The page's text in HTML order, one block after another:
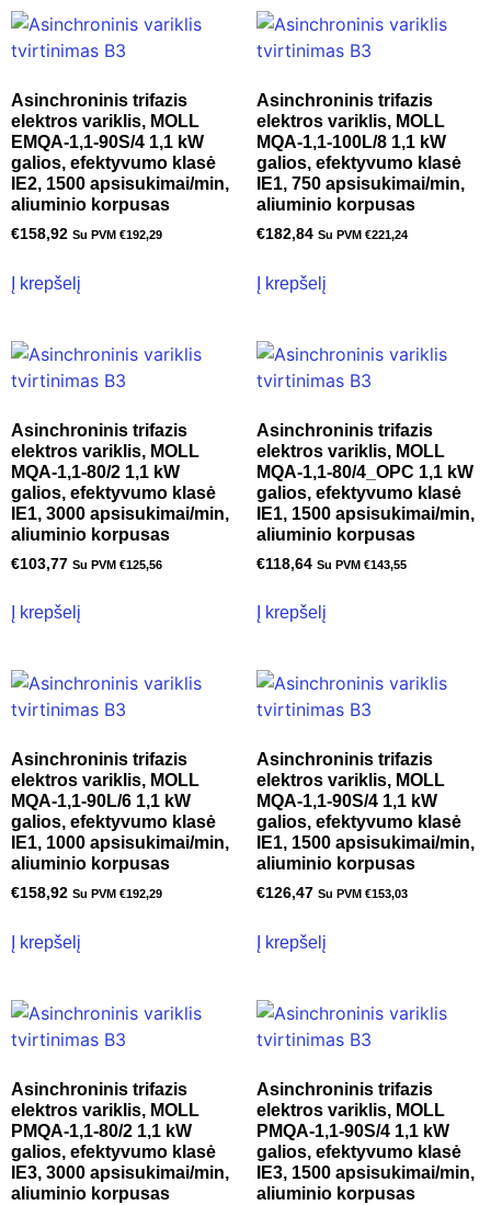
Asinchroninis trifazis
elektros variklis, MOLL
EMQA-1,1-90S/4 1,1 kW
galios, efektyvumo klasė
IE2, 1500 apsisukimai/min,
aliuminio korpusas
€158,92 Su PVM €192,29
Į krepšelį
Asinchroninis trifazis
elektros variklis, MOLL
MQA-1,1-100L/8 1,1 kW
galios, efektyvumo klasė
IE1, 750 apsisukimai/min,
aliuminio korpusas
€182,84 Su PVM €221,24
Į krepšelį
Asinchroninis trifazis
elektros variklis, MOLL
MQA-1,1-80/2 1,1 kW
galios, efektyvumo klasė
IE1, 3000 apsisukimai/min,
aliuminio korpusas
€103,77 Su PVM €125,56
Į krepšelį
Asinchroninis trifazis
elektros variklis, MOLL
MQA-1,1-80/4_OPC 1,1 kW
galios, efektyvumo klasė
IE1, 1500 apsisukimai/min,
aliuminio korpusas
€118,64 Su PVM €143,55
Į krepšelį
Asinchroninis trifazis
elektros variklis, MOLL
MQA-1,1-90L/6 1,1 kW
galios, efektyvumo klasė
IE1, 1000 apsisukimai/min,
aliuminio korpusas
€158,92 Su PVM €192,29
Į krepšelį
Asinchroninis trifazis
elektros variklis, MOLL
MQA-1,1-90S/4 1,1 kW
galios, efektyvumo klasė
IE1, 1500 apsisukimai/min,
aliuminio korpusas
€126,47 Su PVM €153,03
Į krepšelį
Asinchroninis trifazis
elektros variklis, MOLL
PMQA-1,1-80/2 1,1 kW
galios, efektyvumo klasė
IE3, 3000 apsisukimai/min,
aliuminio korpusas
Asinchroninis trifazis
elektros variklis, MOLL
PMQA-1,1-90S/4 1,1 kW
galios, efektyvumo klasė
IE3, 1500 apsisukimai/min,
aliuminio korpusas